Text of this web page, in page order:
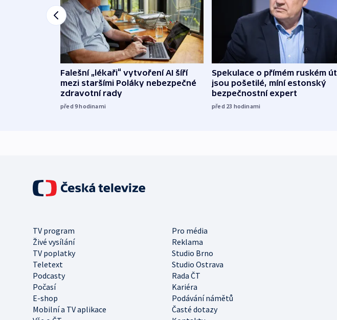
Falešní „lékaři“ vytvoření AI šíří
mezi staršími Poláky nebezpečné
zdravotní rady
před 9hodinami
Spekulace o přímém ruském
jsou pošetilé, míní estonský
bezpečnostní expert
před 23 hodinami
TV program
Pro média
Živé vysílání
Reklama
TV poplatky
Studio Brno
Teletext
Studio Ostrava
Podcasty
Rada ČT
Počasí
Kariéra
E-shop
Podávání námětů
Mobilní a TV aplikace
Časté dotazy